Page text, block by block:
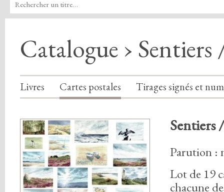
Catalogue ›
Livres Cartes postales Tirages signés et
Sentiers
Parution :
Lot de 19
chacune